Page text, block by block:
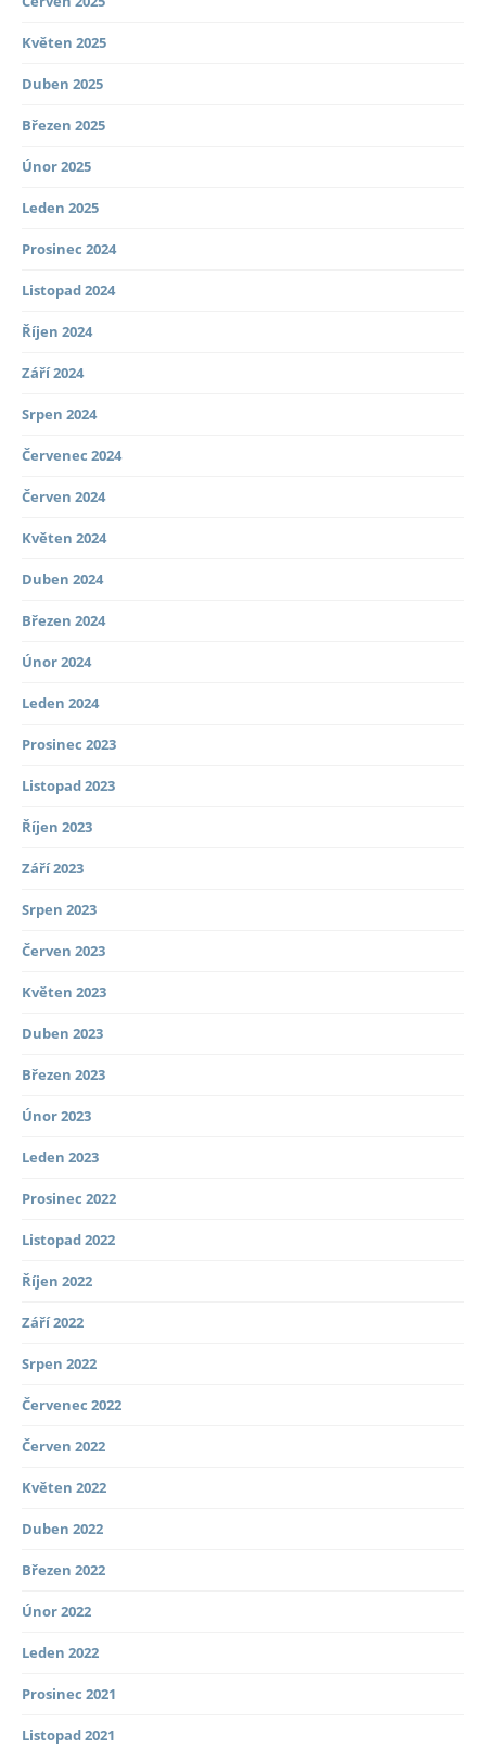
Květen 2025
Duben 2025
Březen 2025
Únor 2025
Leden 2025
Prosinec 2024
Listopad 2024
Říjen 2024
Září 2024
Srpen 2024
Červenec 2024
Červen 2024
Květen 2024
Duben 2024
Březen 2024
Únor 2024
Leden 2024
Prosinec 2023
Listopad 2023
Říjen 2023
Září 2023
Srpen 2023
Červen 2023
Květen 2023
Duben 2023
Březen 2023
Únor 2023
Leden 2023
Prosinec 2022
Listopad 2022
Říjen 2022
Září 2022
Srpen 2022
Červenec 2022
Červen 2022
Květen 2022
Duben 2022
Březen 2022
Únor 2022
Leden 2022
Prosinec 2021
Listopad 2021